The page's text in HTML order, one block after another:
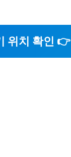
위치 확인 👉